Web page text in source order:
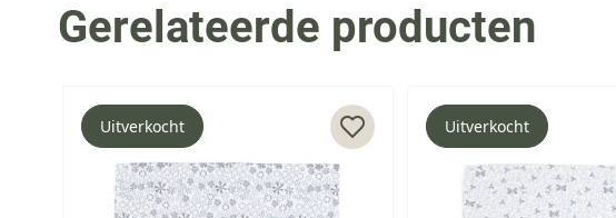
Gerelateerde producten
Uitverkocht Uitverkocht